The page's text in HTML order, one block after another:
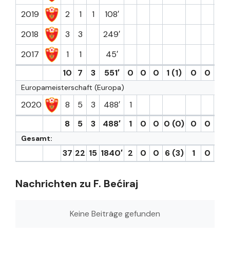
2019
2 1 1
108′
2018
3 3
249′
2017
1 1
45′
10
7 3 551′ 0 0 0 1 (1) 0 0
Europameisterschaft (Europa)
2020 8 5 3 488′ 1
8 5 3 488′ 1 0 0 0 (0) 0 0
Gesamt:
37 22 15 1840′ 2 0 0 6 (3) 1 0
Nachrichten zu F. Bećiraj
Keine Beiträge gefunden